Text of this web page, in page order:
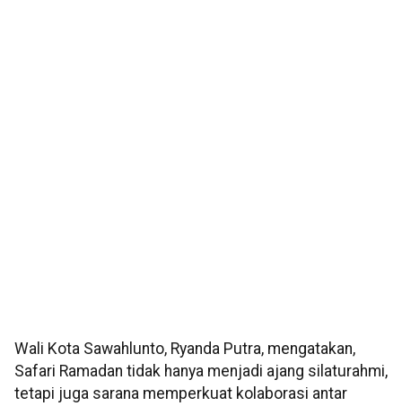
Wali Kota Sawahlunto, Ryanda Putra, mengatakan,
Safari Ramadan tidak hanya menjadi ajang silaturahmi,
tetapi juga sarana memperkuat kolaborasi antar